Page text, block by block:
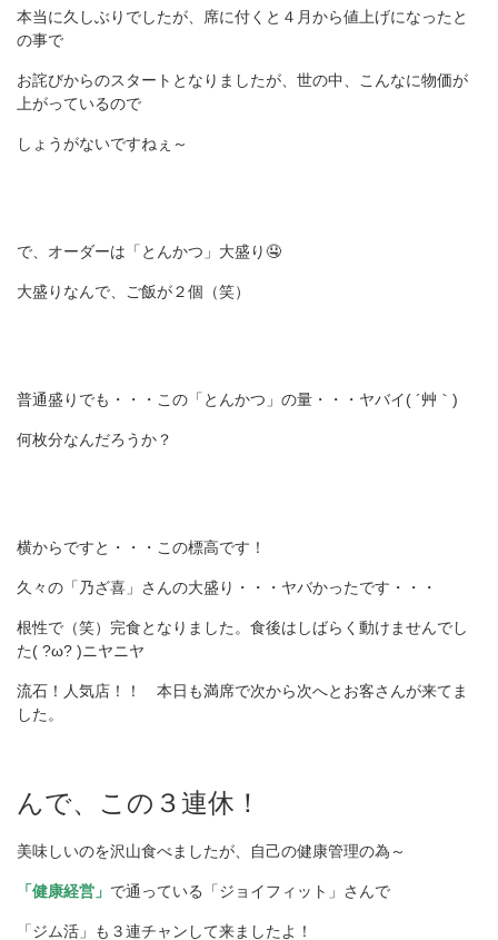
本当に久しぶりでしたが、席に付くと４月から値上げになったと
の事で
お詫びからのスタートとなりましたが、世の中、こんなに物価が
上がっているので
しょうがないですねぇ～
で、オーダーは「とんかつ」大盛り🤤
大盛りなんで、ご飯が２個（笑）
普通盛りでも・・・この「とんかつ」の量・・・ヤバイ( ´艸｀)
何枚分なんだろうか？
横からですと・・・この標高です！
久々の「乃ざ喜」さんの大盛り・・・ヤバかったです・・・
根性で（笑）完食となりました。食後はしばらく動けませんでし
た( ?ω? )ニヤニヤ
流石！人気店！！ 本日も満席で次から次へとお客さんが来てま
した。
んで、この３連休！
美味しいのを沢山食べましたが、自己の健康管理の為～
「健康経営」 で通っている「ジョイフィット」さんで
「ジム活」も３連チャンして来ましたよ！